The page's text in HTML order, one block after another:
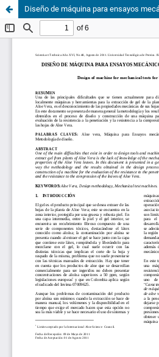
Diseño de máquina para ensayos